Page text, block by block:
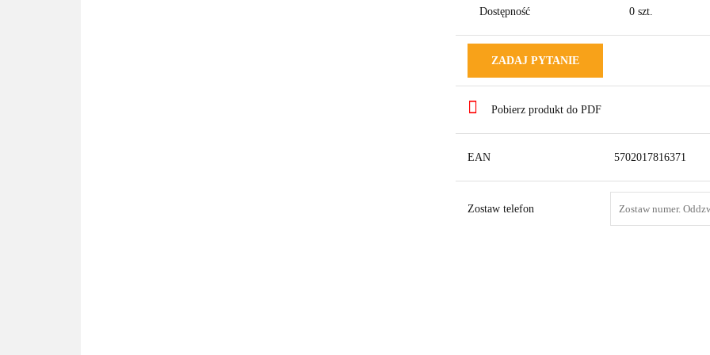
Dostępność 0 szt.
ZADAJ PYTANIE
Pobierz produkt do PDF
EAN 5702017816371
Zostaw telefon